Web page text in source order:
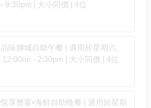
9:30pm | 大小同價 | 4位
味獅城自助午餐 | 適用於星期六、
12:00nn - 2:30pm | 大小同價 | 4位
悦享蟹宴•海鮮自助晚餐 | 適用於星期